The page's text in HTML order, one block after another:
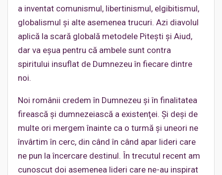
a inventat comunismul, libertinismul, elgibitismul,
globalismul şi alte asemenea trucuri. Azi diavolul
aplică la scară globală metodele Piteşti şi Aiud,
dar va eşua pentru că ambele sunt contra
spiritului insuflat de Dumnezeu în fiecare dintre
noi.
Noi românii credem în Dumnezeu şi în finalitatea
firească şi dumnezeiască a existenţei. Şi deşi de
multe ori mergem înainte ca o turmă şi uneori ne
învârtim în cerc, din când în când apar lideri care
ne pun la încercare destinul. În trecutul recent am
cunoscut doi asemenea lideri care ne-au inspirat